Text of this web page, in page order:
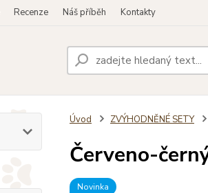
Recenze Náš příběh Kontakty
Úvod ZVÝHODNĚNÉ SETY
Červeno-
Novinka